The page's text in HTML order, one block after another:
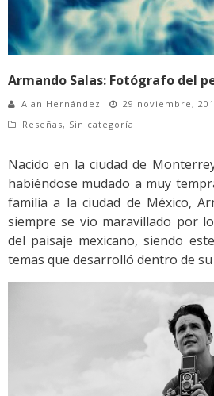
Armando Salas: Fotógrafo del
Alan Hernández
29 noviembre,
Reseñas, Sin categoría
Nacido en la ciudad de
habiéndose mudado a muy
familia a la ciudad de México,
siempre se vio maravillado por
del paisaje mexicano, siendo
temas que desarrolló dentro de